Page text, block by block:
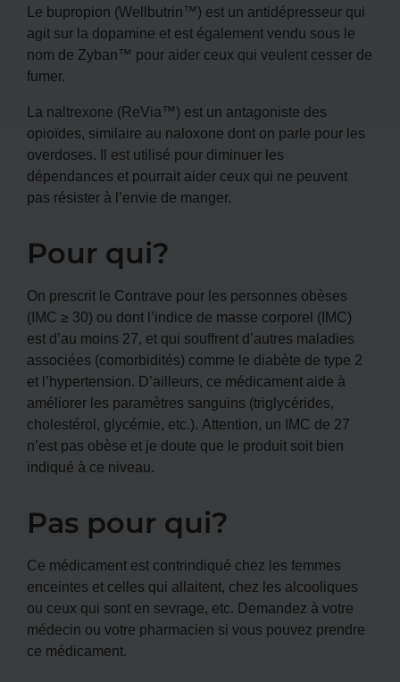
Le bupropion (Wellbutrin™) est un antidépresseur qui
agit sur la dopamine et est également vendu sous le
nom de Zyban™ pour aider ceux qui veulent cesser de
fumer.
La naltrexone (ReVia™) est un antagoniste des
opioïdes, similaire au naloxone dont on parle pour les
overdoses. Il est utilisé pour diminuer les
dépendances et pourrait aider ceux qui ne peuvent
pas résister à l’envie de manger.
Pour qui?
On prescrit le Contrave pour les personnes obèses
(IMC ≥ 30) ou dont l’indice de masse corporel (IMC)
est d’au moins 27, et qui souffrent d’autres maladies
associées (comorbidités) comme le diabète de type 2
et l’hypertension. D’ailleurs, ce médicament aide à
améliorer les paramètres sanguins (triglycérides,
cholestérol, glycémie, etc.). Attention, un IMC de 27
n’est pas obèse et je doute que le produit soit bien
indiqué à ce niveau.
Pas pour qui?
Ce médicament est contrindiqué chez les femmes
enceintes et celles qui allaitent, chez les alcooliques
ou ceux qui sont en sevrage, etc. Demandez à votre
médecin ou votre pharmacien si vous pouvez prendre
ce médicament.